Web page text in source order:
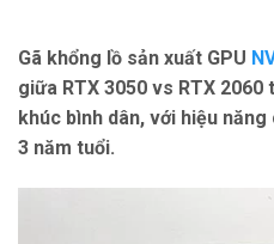
Gã khổng lồ sản xuất GPU
giữa RTX 3050 vs RTX
khúc bình dân, với hiệu
3 năm tuổi.